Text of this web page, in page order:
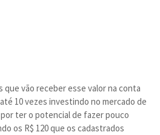
que vão receber esse valor na conta
10 vezes investindo no mercado de
ter o potencial de fazer pouco
os R$ 120 que os cadastrados